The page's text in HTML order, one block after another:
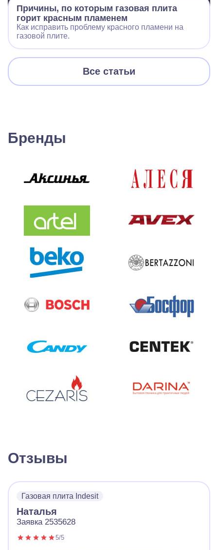
Причины, по которым газовая плита
горит красным пламенем
Как исправить проблему красного пламени на
газовой плите.
Все статьи
Бренды
Отзывы
Газовая плита Indesit
Наталья
Заявка 2535628
5/5